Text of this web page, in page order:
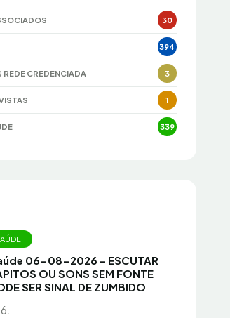
30
394
CREDENCIADA 3
1
339
06-08-2026 – ESCUTAR
OU SONS SEM FONTE
SER SINAL DE ZUMBIDO